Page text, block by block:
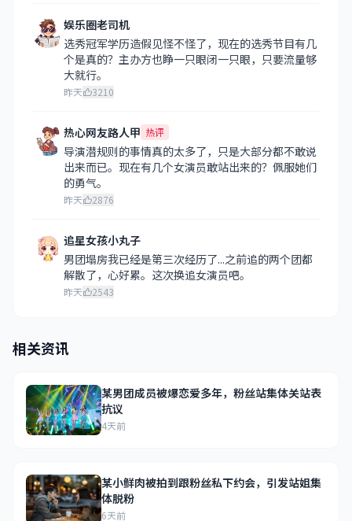
娱乐圈老司机
选秀冠军学历造假见怪不怪了，现在的选秀节目有几
个是真的？主办方也睁一只眼闭一只眼，只要流量够
大就行。
昨天 3210
热心网友路人甲 热评
导演潜规则的事情真的太多了，只是大部分都不敢说
出来而已。现在有几个女演员敢站出来的？佩服她们
的勇气。
昨天 2876
追星女孩小丸子
男团塌房我已经是第三次经历了...之前追的两个团都
解散了，心好累。这次换追女演员吧。
昨天 2543
相关资讯
某男团成员被爆恋爱多年，粉丝站集体关站表
抗议
4天前
某小鲜肉被拍到跟粉丝私下约会，引发站姐集
体脱粉
6天前